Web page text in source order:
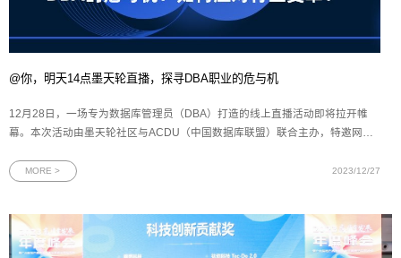
@你，明天14点墨天轮直播，探寻DBA职业的危与机
12月28日，一场专为数据库管理员（DBA）打造的线上直播活动即将拉开帷
幕。本次活动由墨天轮社区与ACDU（中国数据库联盟）联合主办，特邀网思
的角色与职责正经历深刻的变革。本次活动旨在为DBA们提供一个交流与学习
MORE > 2023/12/27